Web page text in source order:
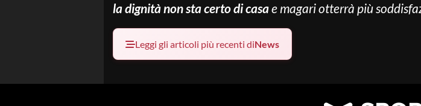
la dignità non sta certo di casae magari otterrà più
Leggi gli articoli più recenti diNews